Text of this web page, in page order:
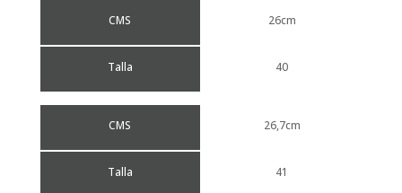
CMS
Talla
26cm
40
CMS
Talla
26,7cm
41